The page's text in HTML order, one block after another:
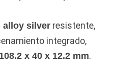
alloy silver resistente,
integrado,
108.2 x 40 x 12.2 mm.